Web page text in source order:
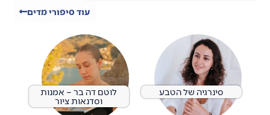
עוד סיפורי מדים
סינרגיה של הטבע
לוטם דה בר – אמנות
וסדנאות ציור